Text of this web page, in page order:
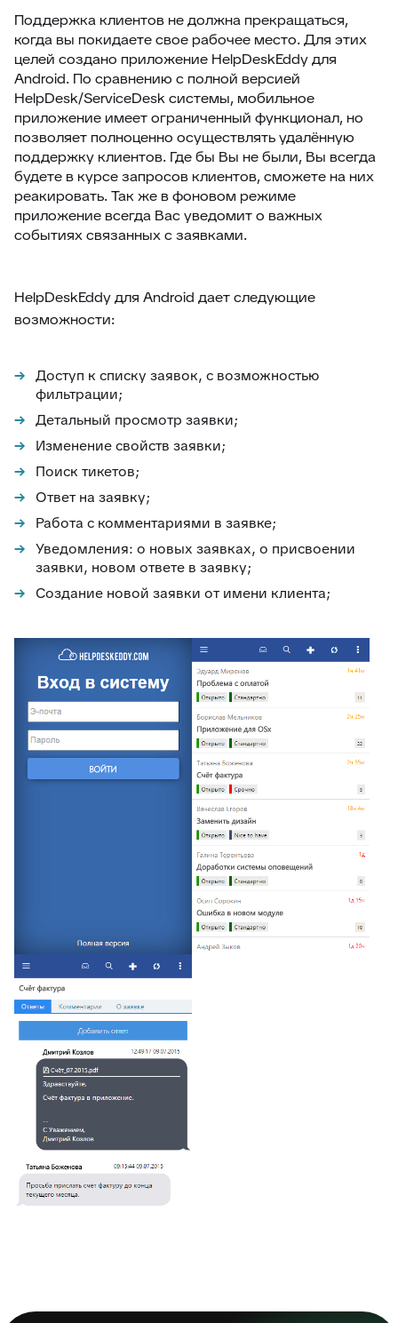
Поддержка клиентов не должна прекращаться,
когда вы покидаете свое рабочее место. Для этих
целей создано приложение HelpDeskEddy для
Android. По сравнению с полной версией
HelpDesk/ServiceDesk системы, мобильное
приложение имеет ограниченный функционал, но
позволяет полноценно осуществлять удалённую
поддержку клиентов. Где бы Вы не были, Вы всегда
будете в курсе запросов клиентов, сможете на них
реакировать. Так же в фоновом режиме
приложение всегда Вас уведомит о важных
событиях связанных с заявками.
HelpDeskEddy для Android дает следующие
возможности:
Доступ к списку заявок, с возможностью
фильтрации;
Детальный просмотр заявки;
Изменение свойств заявки;
Поиск тикетов;
Ответ на заявку;
Работа с комментариями в заявке;
Уведомления: о новых заявках, о присвоении
заявки, новом ответе в заявку;
Создание новой заявки от имени клиента;